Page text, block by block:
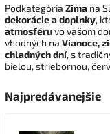
Podkategória Zima na
dekorácie a doplnky,
atmosféruvo vašom
vhodných na Vianoce,
chladných dní, s
bielou, striebornou,
Najpredávanejšie